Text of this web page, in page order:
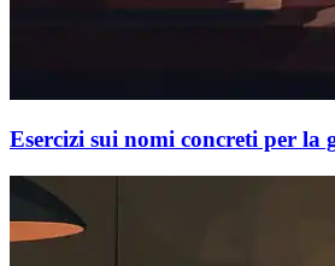
Esercizi sui nomi concreti per la